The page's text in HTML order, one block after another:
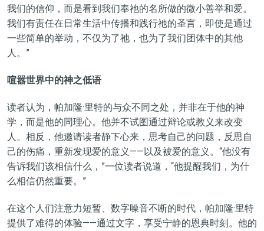
我们的信仰，而是看到我们奉祂的名所做的微小善举和爱。
我们有责任在日常生活中传播和践行祂的圣言，即使是通过
一些简单的举动，不仅为了祂，也为了我们团体中的其他
人。”
喧嚣世界中的神之低语
读者认为，帕加隆·里特的与众不同之处，并非在于他的神
学，而是他的同理心。他并不试图通过辩论或教义来改变
人。相反，他邀请读者静下心来，思考自己的问题，反思自
己的伤痛，重新发现爱的意义——以及被爱的意义。“他没有
告诉我们该相信什么，”一位读者说道，“他提醒我们，为什
么相信仍然重要。”
在这个人们注意力短暂、数字噪音不断的时代，帕加隆·里特
提供了难得的体验——通过文字，享受宁静的恩典时刻。他的